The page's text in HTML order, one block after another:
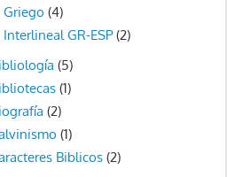
Griego (4)
Interlineal GR-ESP(2)
(5)
(1)
(2)
(1)
Biblicos (2)